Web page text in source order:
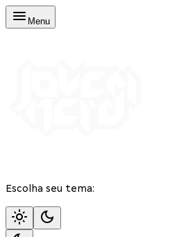
Menu
Escolha seu tema: